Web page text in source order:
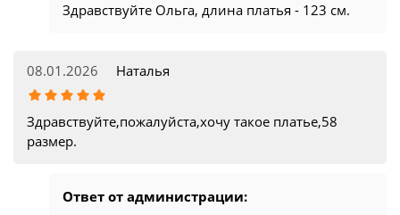
Здравствуйте Ольга, длина платья - 123 см.
08.01.2026 Наталья
Здравствуйте,пожалуйста,хочу такое платье,58
размер.
Ответ от администрации: